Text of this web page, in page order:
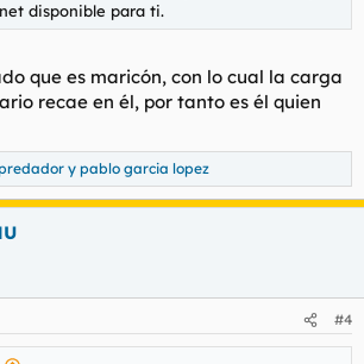
disponible para ti.
que es maricón, con lo cual la carga
recae en él, por tanto es él quien
y pablo garcia lopez
#4